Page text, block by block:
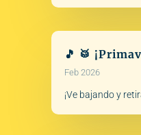
🎵 🥁
Feb 2026
¡Ve bajando y